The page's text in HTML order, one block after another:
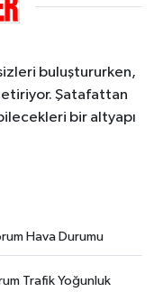
buluştururken,
Şatafattan
bir altyapı
Hava Durumu
Trafik Yoğunluk